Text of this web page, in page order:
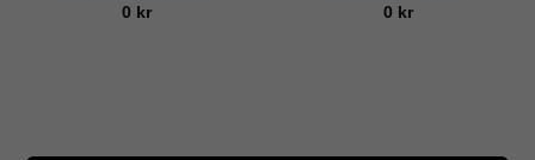
0 kr
0 kr